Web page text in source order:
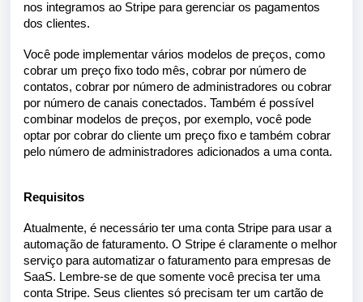
nos integramos ao Stripe para gerenciar os pagamentos
dos clientes.
Você pode implementar vários modelos de preços, como
cobrar um preço fixo todo mês, cobrar por número de
contatos, cobrar por número de administradores ou cobrar
por número de canais conectados. Também é possível
combinar modelos de preços, por exemplo, você pode
optar por cobrar do cliente um preço fixo e também cobrar
pelo número de administradores adicionados a uma conta.
Requisitos
Atualmente, é necessário ter uma conta Stripe para usar a
automação de faturamento. O Stripe é claramente o melhor
serviço para automatizar o faturamento para empresas de
SaaS. Lembre-se de que somente você precisa ter uma
conta Stripe. Seus clientes só precisam ter um cartão de